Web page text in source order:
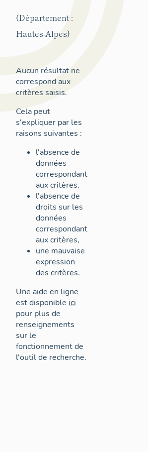
(Département :
Hautes-Alpes)
Aucun résultat ne
correspond aux
critères saisis.
Cela peut
s'expliquer par les
raisons suivantes :
l'absence de
données
correspondant
aux critères,
l'absence de
droits sur les
données
correspondant
aux critères,
une mauvaise
expression
des critères.
Une aide en ligne
est disponible ici
pour plus de
renseignements
sur le
fonctionnement de
l'outil de recherche.